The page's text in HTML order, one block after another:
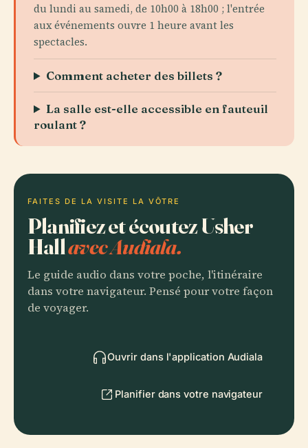
du lundi au samedi, de 10h00 à 18h00 ; l'entrée
aux événements ouvre 1 heure avant les
spectacles.
Comment acheter des billets ?
La salle est-elle accessible en fauteuil
roulant ?
FAITES DE LA VISITE LA VÔTRE
Planifiez et écoutez Usher
Hallavec Audiala.
Le guide audio dans votre poche, l'itinéraire
dans votre navigateur. Pensé pour votre façon
de voyager.
Ouvrir dans l'application Audiala
Planifier dans votre navigateur